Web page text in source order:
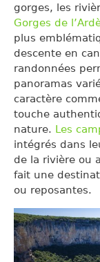
gorges, les
Gorges de
plus
descente en
randonnées
panoramas
caractère
touche
nature. Les
intégrés dans
de la rivière ou
fait une
ou reposantes.